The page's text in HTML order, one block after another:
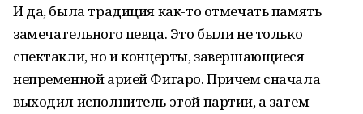
И да, была традиция как-то отмечать память
замечательного певца. Это были не только
спектакли, но и концерты, завершающиеся
непременной арией Фигаро. Причем сначала
выходил исполнитель этой партии, а затем